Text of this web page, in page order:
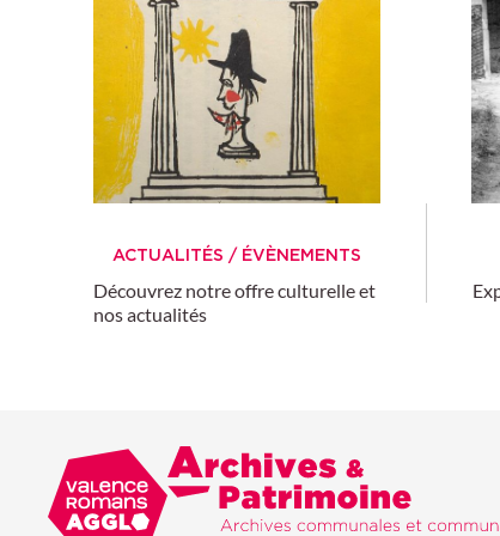
ACTUALITÉS / ÉVÈNEMENTS
Découvrez notre offre culturelle et
nos actualités
Valence Romans agglo Archives &